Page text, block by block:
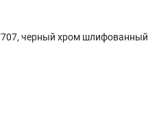
черный хром шлифованный